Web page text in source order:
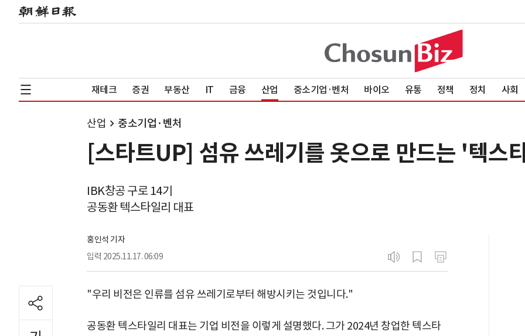
재테크 증권 부동산 IT 금융 산업 중소기업·벤처 바이오 유통 정책 정치 사회
산업 중소기업·벤처
[스타트UP] 섬유 쓰레기를 옷으로 만드는 '텍스
IBK창공 구로 14기
공동환 텍스타일리 대표
홍인석 기자
입력 2025.11.17. 06:09
"우리 비전은 인류를 섬유 쓰레기로부터 해방시키는 것입니다."
공동환 텍스타일리 대표는 기업 비전을 이렇게 설명했다. 그가 2024년 창업한 텍스타